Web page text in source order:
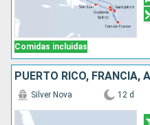
Comidas incluidas
Silver Nova 12 d